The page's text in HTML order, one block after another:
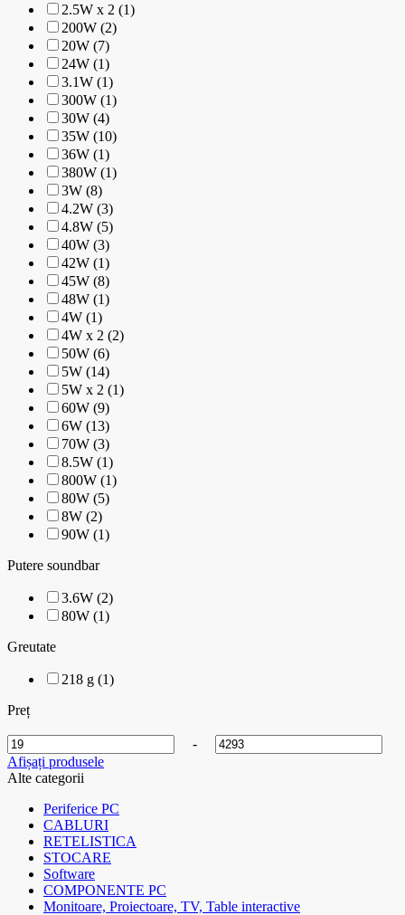
2.5W x 2 (1)
200W (2)
20W (7)
24W (1)
3.1W (1)
300W (1)
30W (4)
35W (10)
36W (1)
380W (1)
3W (8)
4.2W (3)
4.8W (5)
40W (3)
42W (1)
45W (8)
48W (1)
4W (1)
4W x 2 (2)
50W (6)
5W (14)
5W x 2 (1)
60W (9)
6W (13)
70W (3)
8.5W (1)
800W (1)
80W (5)
8W (2)
90W (1)
Putere soundbar
3.6W (2)
80W (1)
Greutate
218 g (1)
Preț
-
Afișați produsele
Alte categorii
Periferice PC
CABLURI
RETELISTICA
STOCARE
Software
COMPONENTE PC
Monitoare, Proiectoare, TV, Table interactive